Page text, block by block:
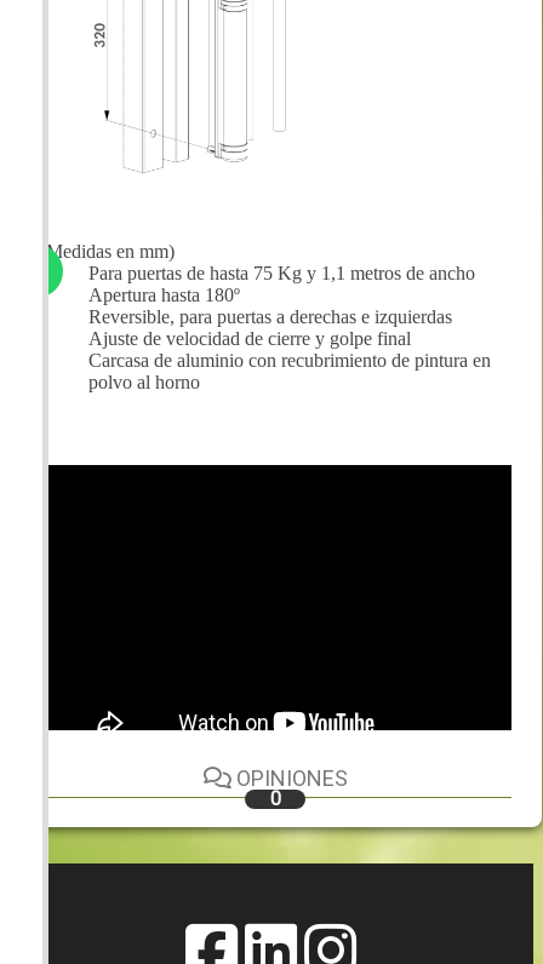
(Medidas en mm)
Para puertas de hasta 75 Kg y 1,1 metros de ancho
Apertura hasta 180º
Reversible, para puertas a derechas e izquierdas
Ajuste de velocidad de cierre y golpe final
Carcasa de aluminio con recubrimiento de pintura en
polvo al horno
OPINIONES
0